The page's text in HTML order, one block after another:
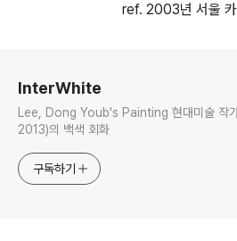
ref. 2003년 서울 카
InterWhite
Lee, Dong Youb's Painting 현대미술 작가 이동엽(1946-
2013)의 백색 회화
구독하기